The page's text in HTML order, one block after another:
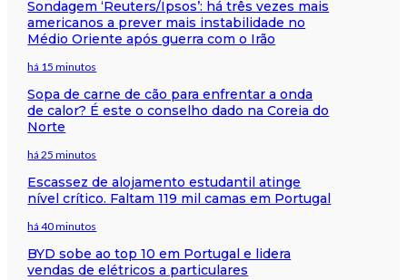
Sondagem ‘Reuters/Ipsos’: há três vezes mais
americanos a prever mais instabilidade no
Médio Oriente após guerra com o Irão
há 15 minutos
Sopa de carne de cão para enfrentar a onda
de calor? É este o conselho dado na Coreia do
Norte
há 25 minutos
Escassez de alojamento estudantil atinge
nível crítico. Faltam 119 mil camas em Portugal
há 40 minutos
BYD sobe ao top 10 em Portugal e lidera
vendas de elétricos a particulares